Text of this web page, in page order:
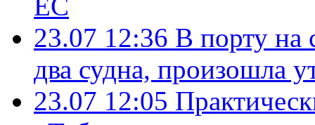
23.07 12:36 В порту на
два судна, произошла
23.07 12:05